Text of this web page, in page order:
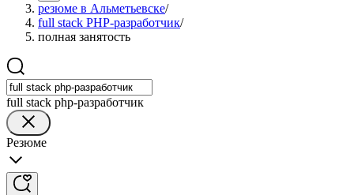
резюме в Альметьевске/
full stack PHP-разработчик/
полная занятость
full stack php-разработчик
Резюме